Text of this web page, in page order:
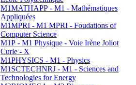
M1MATHAPP - M1 - Mathématiques
Appliquées
M1MPRI - M1 MPRI - Foudations of
Computer Science
M1P - M1 Physique - Voie Irène Joliot
Curie - X
M1PHYSICS - M1 - Physics
M1SCTECHNRJ - M1 - Sciences and
Technologies for Energy